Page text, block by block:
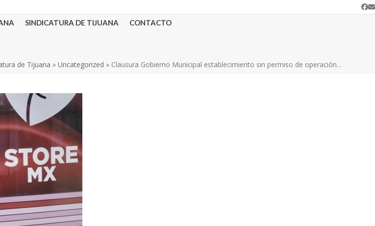
SINDICATURA DE TIJUANA CONTACTO
de Tijuana » Uncategorized » Clausura Gobierno Municipal establecimiento sin permiso de operación…